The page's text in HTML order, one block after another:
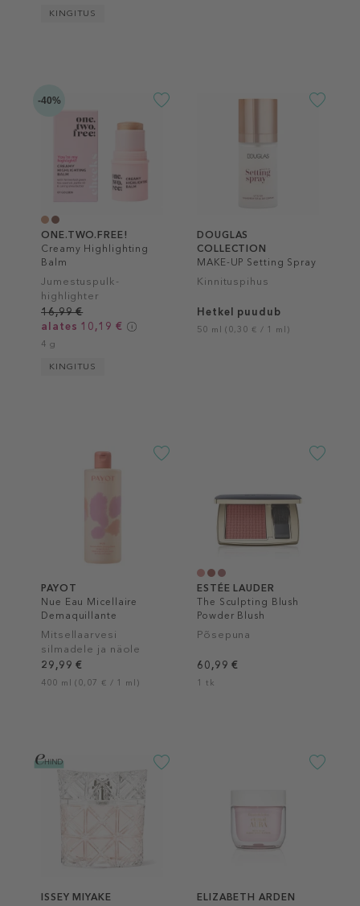
KINGITUS
-40%
ONE.TWO.FREE!
Creamy Highlighting
Balm
Jumestuspulk-
highlighter
16,99 €
alates 10,19 €
4 g
KINGITUS
DOUGLAS
COLLECTION
MAKE-UP Setting Spray
Kinnituspihus
Hetkel puudub
50 ml (0,30 € / 1 ml)
PAYOT
Nue Eau Micellaire
Demaquillante
Mitsellaarvesi
silmadele ja näole
29,99 €
400 ml (0,07 € / 1 ml)
ESTÉE LAUDER
The Sculpting Blush
Powder Blush
Põsepuna
60,99 €
1 tk
ISSEY MIYAKE
ELIZABETH ARDEN